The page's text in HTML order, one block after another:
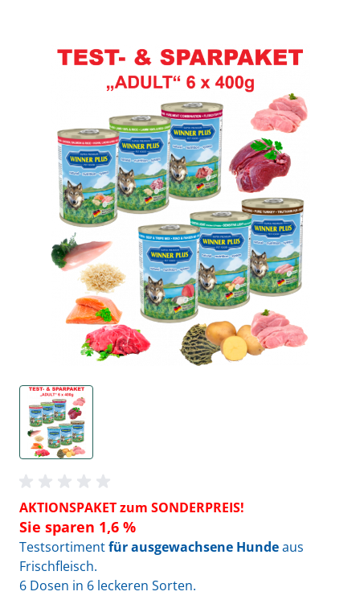
AKTIONSPAKET zum SONDERPREIS!
Sie sparen 1,6 %
Testsortimentfür ausgewachsene Hundeaus
Frischfleisch.
6 Dosen in 6 leckeren Sorten.